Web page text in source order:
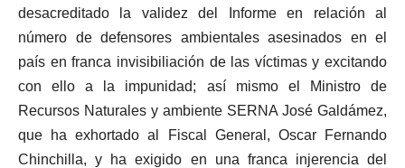
desacreditado la validez del Informe en relación al
número de defensores ambientales asesinados en el
país en franca invisibiliación de las víctimas y excitando
con ello a la impunidad; así mismo el Ministro de
Recursos Naturales y ambiente SERNA José Galdámez,
que ha exhortado al Fiscal General, Oscar Fernando
Chinchilla, y ha exigido en una franca injerencia del